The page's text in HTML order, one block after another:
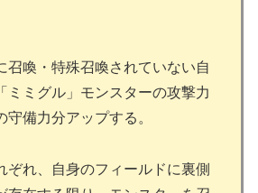
喚・特殊召喚されていない自
ミミグル」モンスターの攻撃力
守備力分アップする。
れ、自身のフィールドに裏側